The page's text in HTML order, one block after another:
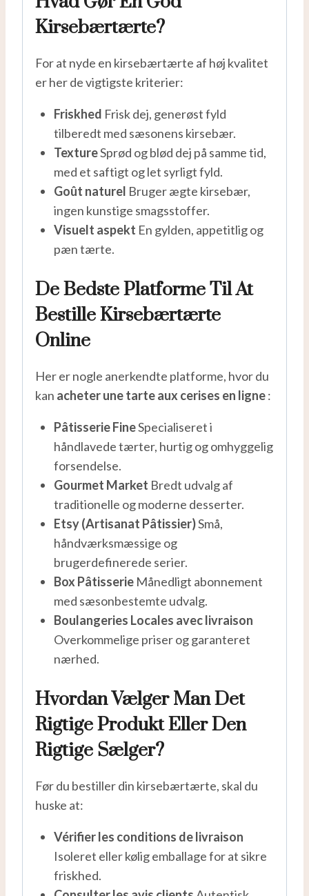
Kirsebærtærte?
For at nyde en kirsebærtærte af høj kvalitet
er her de vigtigste kriterier:
Friskhed Frisk dej, generøst fyld
tilberedt med sæsonens kirsebær.
TextureSprød og blød dej på samme tid,
med et saftigt og let syrligt fyld.
Goût naturel Bruger ægte kirsebær,
ingen kunstige smagsstoffer.
Visuelt aspekt En gylden, appetitlig og
pæn tærte.
De Bedste Platforme Til At
Bestille Kirsebærtærte
Online
Her er nogle anerkendte platforme, hvor du
kan acheter une tarte aux cerises en ligne:
Pâtisserie FineSpecialiseret i
håndlavede tærter, hurtig og omhyggelig
forsendelse.
Gourmet Market Bredt udvalg af
traditionelle og moderne desserter.
Etsy (Artisanat Pâtissier)Små,
håndværksmæssige og
brugerdefinerede serier.
Box Pâtisserie Månedligt abonnement
med sæsonbestemte udvalg.
Boulangeries Locales avec livraison
Overkommelige priser og garanteret
nærhed.
Hvordan Vælger Man Det
Rigtige Produkt Eller Den
Rigtige Sælger?
Før du bestiller din kirsebærtærte, skal du
huske at:
Vérifier les conditions de livraison
Isoleret eller kølig emballage for at sikre
friskhed.